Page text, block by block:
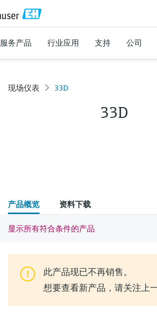
服务产品 行业应用 支持 公司
现场仪表 33D
33D
产品概览 资料下载
显示所有符合条件的产品
此产品现已不再销售。
想要查看新产品，请关注上